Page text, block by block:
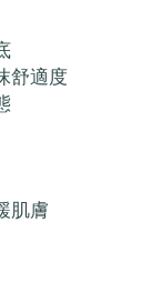
舒適度
肌膚